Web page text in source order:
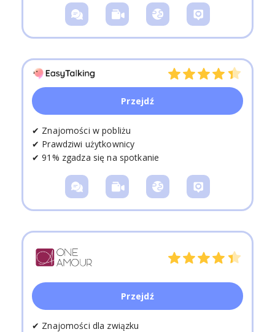
Przejdź
✔ Znajomości w pobliżu
✔ Prawdziwi użytkownicy
✔ 91% zgadza się na spotkanie
Przejdź
✔ Znajomości dla związku